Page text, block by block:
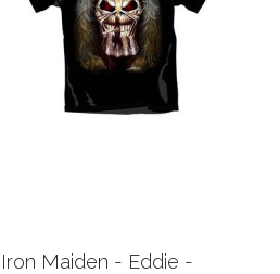
Iron Maiden - Eddie -